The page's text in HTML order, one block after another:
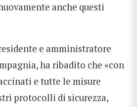
anche questi
e amministratore
ha ribadito che «con
e tutte le misure
protocolli di sicurezza,